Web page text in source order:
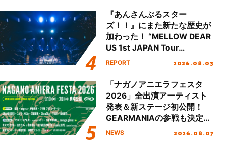
『あんさんぶるスター
ズ！！』にまた新たな歴史が
加わった！ “MELLOW DEAR
US 1st JAPAN Tour
Final「NICE to meet YOU
ート!!
REPORT 2026.08.03
「ナガノアニエラフェスタ
2026」全出演アーティスト
発表＆新ステージ初公開！
GEARMANIAの参戦も決定
し、初となる第3ステージの
NEWS 2026.08.07